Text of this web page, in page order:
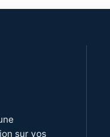
sur vos